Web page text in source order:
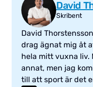
David
Skribent
David
drag ägnat mig åt
hela mitt vuxna liv.
annat, men jag
till att sport är det